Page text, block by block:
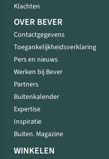
Klachten
OVER BEVER
Contactgegevens
Toegankelijkheidsverklaring
Pers en nieuws
Werken bij Bever
Partners
Buitenkalender
Expertise
Inspiratie
Buiten. Magazine
WINKELEN